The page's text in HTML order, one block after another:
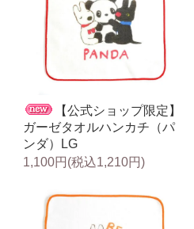
【公式ショップ限定】
ガーゼタオルハンカチ（パ
ンダ）LG
1,100円(税込1,210円)